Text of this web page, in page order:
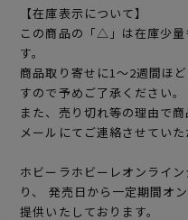
【在庫表示について】
この商品の「△」は在庫少
す。
商品取り寄せに1～2週間ほ
すので予めご了承ください。
また、売り切れ等の理由で
メールにてご連絡させていた
ホビーラホビーレオンライ
り、 発売日から一定期間オ
提供いたしております。